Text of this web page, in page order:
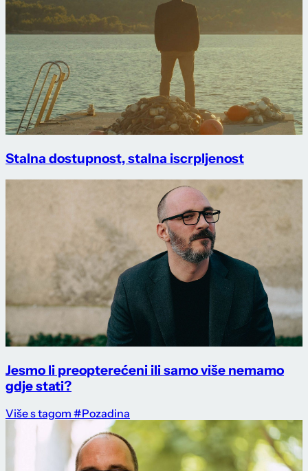
Stalna dostupnost, stalna iscrpljenost
Jesmo li preopterećeni ili samo više nemamo
gdje stati?
Više s tagom #Pozadina